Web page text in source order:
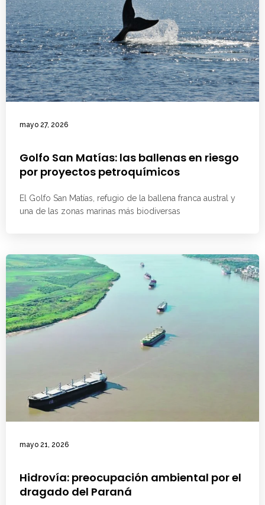
mayo 27, 2026
Golfo San Matías: las ballenas en riesgo
por proyectos petroquímicos
El Golfo San Matías, refugio de la ballena franca austral y
una de las zonas marinas más biodiversas
mayo 21, 2026
Hidrovía: preocupación ambiental por el
dragado del Paraná